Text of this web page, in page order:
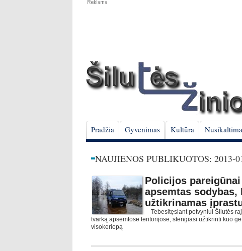
Pradžia Gyvenimas Kultūra
NAUJIENOS PUBLIKUOTOS: 2013-
Policijos
apsemtas sodybas,
užtikrinamas
Tebesitęsiant potvyniui Šilutės
tvarką apsemtose teritorijose, stengiasi užtikrinti kuo
visokeriopą